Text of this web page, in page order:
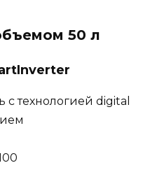
50 л
с технологией digital